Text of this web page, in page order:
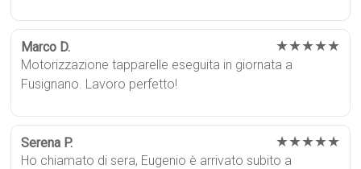
Marco D. ★★★★★
Motorizzazione tapparelle eseguita in giornata a
Fusignano. Lavoro perfetto!
Serena P. ★★★★★
Ho chiamato di sera, Eugenio è arrivato subito a